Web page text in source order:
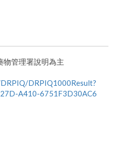
物管理署說明為主
DRPIQ1000Result?
A410-6751F3D30AC6